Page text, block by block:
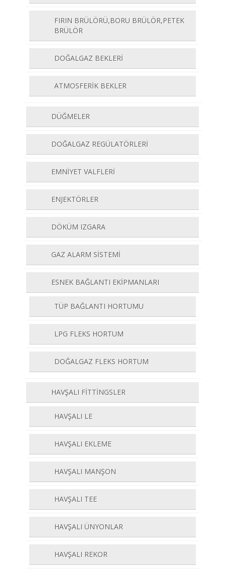
FIRIN BRÜLÖRÜ,BORU BRÜLÖR,PETEK
BRÜLÖR
DOĞALGAZ BEKLERİ
ATMOSFERİK BEKLER
DÜĞMELER
DOĞALGAZ REGÜLATÖRLERİ
EMNİYET VALFLERİ
ENJEKTÖRLER
DÖKÜM IZGARA
GAZ ALARM SİSTEMİ
ESNEK BAĞLANTI EKİPMANLARI
TÜP BAĞLANTI HORTUMU
LPG FLEKS HORTUM
DOĞALGAZ FLEKS HORTUM
HAVŞALI FİTTİNGSLER
HAVŞALI LE
HAVŞALI EKLEME
HAVŞALI MANŞON
HAVŞALI TEE
HAVŞALI ÜNYONLAR
HAVŞALI REKOR